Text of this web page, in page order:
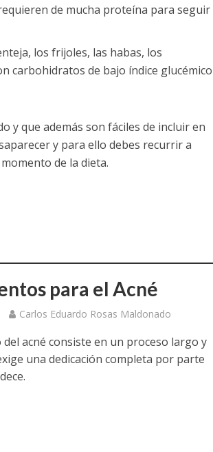
de mucha proteína para seguir
los frijoles, las habas, los
carbohidratos de bajo índice glucémico
y que además son fáciles de incluir en
y para ello debes recurrir a
de la dieta.
para el Acné
Carlos Eduardo Rosas Maldonado
acné consiste en un proceso largo y
una dedicación completa por parte